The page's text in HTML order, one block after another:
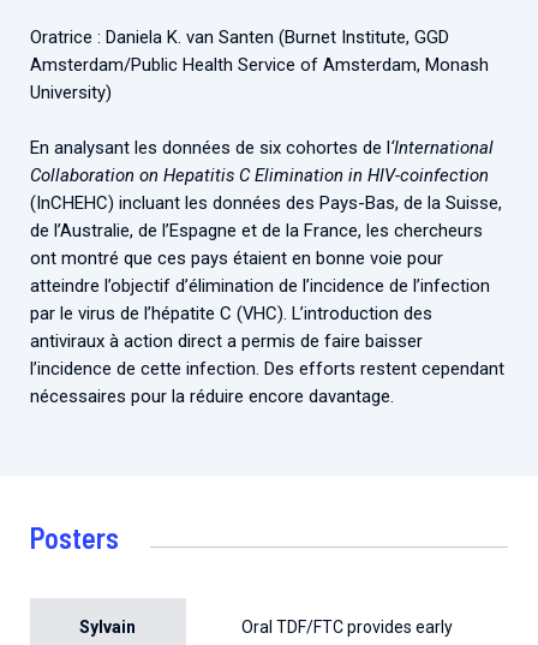
Oratrice : Daniela K. van Santen (Burnet Institute, GGD
Amsterdam/Public Health Service of Amsterdam, Monash
University)
En analysant les données de six cohortes de l ‘International
Collaboration on Hepatitis C Elimination in HIV-coinfection
(InCHEHC) incluant les données des Pays-Bas, de la Suisse,
de l’Australie, de l’Espagne et de la France, les chercheurs
ont montré que ces pays étaient en bonne voie pour
atteindre l’objectif d’élimination de l’incidence de l’infection
par le virus de l’hépatite C (VHC). L’introduction des
antiviraux à action direct a permis de faire baisser
l’incidence de cette infection. Des efforts restent cependant
nécessaires pour la réduire encore davantage.
Posters
Sylvain
Oral TDF/FTC provides early